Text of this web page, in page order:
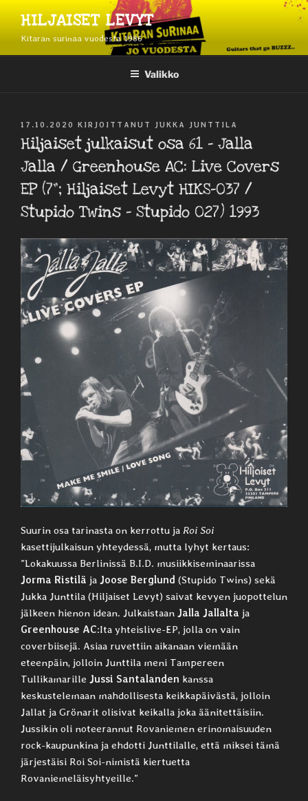
sisältöönHILJAISET LEVYT
Kitaran surinaa vuodesta 1986
Valikko
JULKAISTU
17.10.2020 KIRJOITTANUT JUKKA JUNTTILA
Hiljaiset julkaisut osa 61 – Jalla
Jalla / Greenhouse AC: Live Covers
EP (7”; Hiljaiset Levyt HIKS-037 /
Stupido Twins ‎– Stupido 027) 1993
Suurin osa tarinasta on kerrottu ja Roi Soi
kasettijulkaisun yhteydessä, mutta lyhyt kertaus:
”Lokakuussa Berlinissä B.I.D. musiikkiseminaarissa
Jorma Ristilä ja Joose Berglund (Stupido Twins) sekä
Jukka Junttila (Hiljaiset Levyt) saivat kevyen juopottelun
jälkeen hienon idean. Julkaistaan Jalla Jallalta ja
Greenhouse AC:Ita yhteislive-EP, jolla on vain
coverbiisejä. Asiaa ruvettiin aikanaan viemään
eteenpäin, jolloin Junttila meni Tampereen
Tullikamarille Jussi Santalanden kanssa
keskustelemaan mahdollisesta keikkapäivästä, jolloin
Jallat ja Grönarit olisivat keikalla joka äänitettäisiin.
Jussikin oli noteerannut Rovaniemen erinomaisuuden
rock-kaupunkina ja ehdotti Junttilalle, että miksei tämä
järjestäisi Roi Soi-nimistä kiertuetta
Rovaniemeläisyhtyeille.”